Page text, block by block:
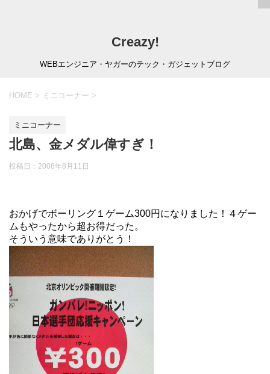
Creazy!
WEBエンジニア・ヤガーのテック・ガジェットブログ
HOME > ミニコーナー >
ミニコーナー
北島、金メダル偉すぎ！
投稿日： 2008年8月11日
おかげでボーリング１ゲーム300円になりました！４ゲー
ムもやったから超お得だった。
そういう意味でありがとう！